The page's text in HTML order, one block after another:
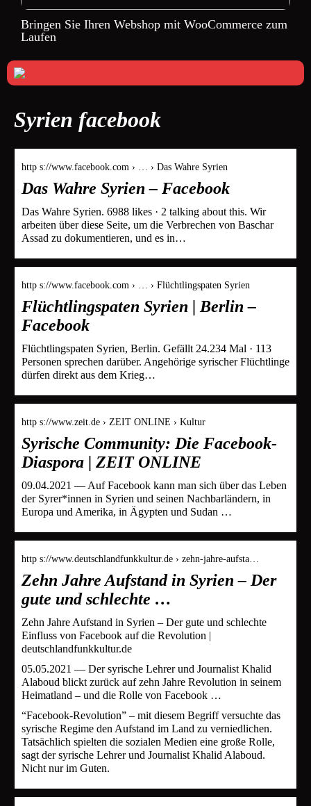
Bringen Sie Ihren Webshop mit WooCommerce zum
Laufen
Syrien facebook
http s://www.facebook.com › … › Das Wahre Syrien
Das Wahre Syrien – Facebook
Das Wahre Syrien. 6988 likes · 2 talking about this. Wir
arbeiten über diese Seite, um die Verbrechen von Baschar
Assad zu dokumentieren, und es in…
http s://www.facebook.com › … › Flüchtlingspaten Syrien
Flüchtlingspaten Syrien | Berlin –
Facebook
Flüchtlingspaten Syrien, Berlin. Gefällt 24.234 Mal · 113
Personen sprechen darüber. Angehörige syrischer Flüchtlinge
dürfen direkt aus dem Krieg…
http s://www.zeit.de › ZEIT ONLINE › Kultur
Syrische Community: Die Facebook-
Diaspora | ZEIT ONLINE
09.04.2021 — Auf Facebook kann man sich über das Leben
der Syrer*innen in Syrien und seinen Nachbarländern, in
Europa und Amerika, in Ägypten und Sudan …
http s://www.deutschlandfunkkultur.de › zehn-jahre-aufsta…
Zehn Jahre Aufstand in Syrien – Der
gute und schlechte …
Zehn Jahre Aufstand in Syrien – Der gute und schlechte
Einfluss von Facebook auf die Revolution |
deutschlandfunkkultur.de
05.05.2021 — Der syrische Lehrer und Journalist Khalid
Alaboud blickt zurück auf zehn Jahre Revolution in seinem
Heimatland – und die Rolle von Facebook …
“Facebook-Revolution” – mit diesem Begriff versuchte das
syrische Regime den Aufstand im Land zu verniedlichen.
Tatsächlich spielten die sozialen Medien eine große Rolle,
sagt der syrische Lehrer und Journalist Khalid Alaboud.
Nicht nur im Guten.